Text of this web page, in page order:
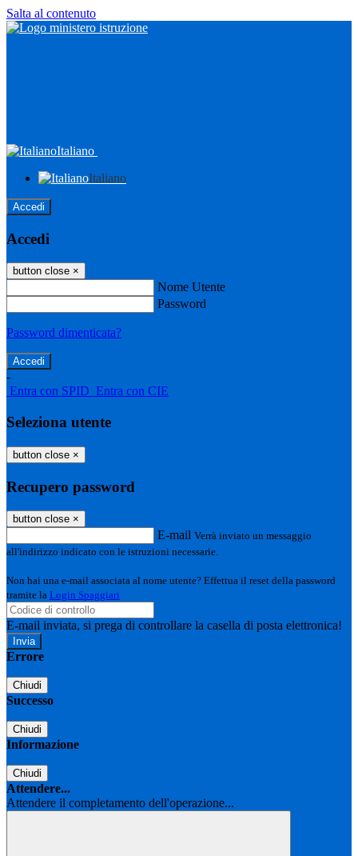
Salta al contenuto
Italiano
Italiano
Accedi
Accedi
button close ×
Nome Utente
Password
Password dimenticata?
-
Entra con SPID Entra con CIE
Seleziona utente
button close ×
Recupero password
button close ×
E-mail Verrà inviato un messaggio
all'indirizzo indicato con le istruzioni necessarie.
Non hai una e-mail associata al nome utente? Effettua il reset della password
tramite la Login Spaggiari
E-mail inviata, si prega di controllare la casella di posta elettronica!
Errore
Chiudi
Successo
Chiudi
Informazione
Chiudi
Attendere...
Attendere il completamento dell'operazione...